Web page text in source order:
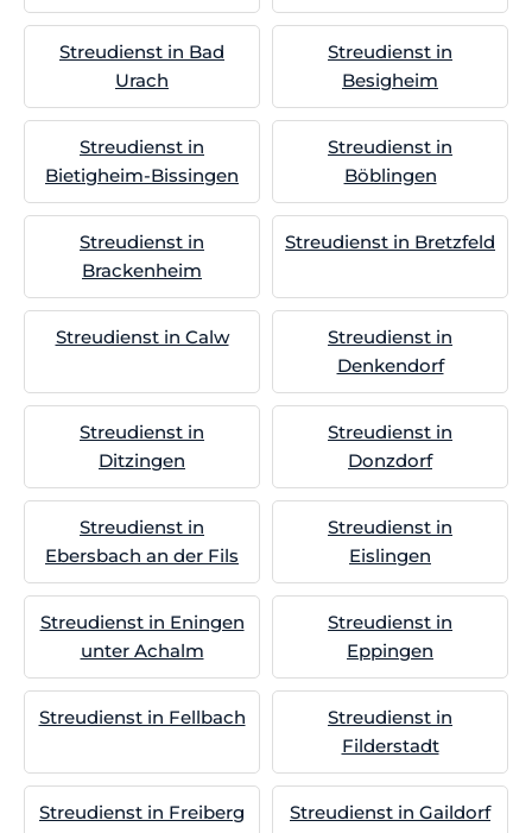
Streudienst in Bad
Urach
Streudienst in
Besigheim
Streudienst in
Bietigheim-Bissingen
Streudienst in
Böblingen
Streudienst in
Brackenheim
Streudienst in Bretzfeld
Streudienst in Calw
Streudienst in
Denkendorf
Streudienst in
Ditzingen
Streudienst in
Donzdorf
Streudienst in
Ebersbach an der Fils
Streudienst in
Eislingen
Streudienst in Eningen
unter Achalm
Streudienst in
Eppingen
Streudienst in Fellbach
Streudienst in
Filderstadt
Streudienst in Freiberg
Streudienst in Gaildorf